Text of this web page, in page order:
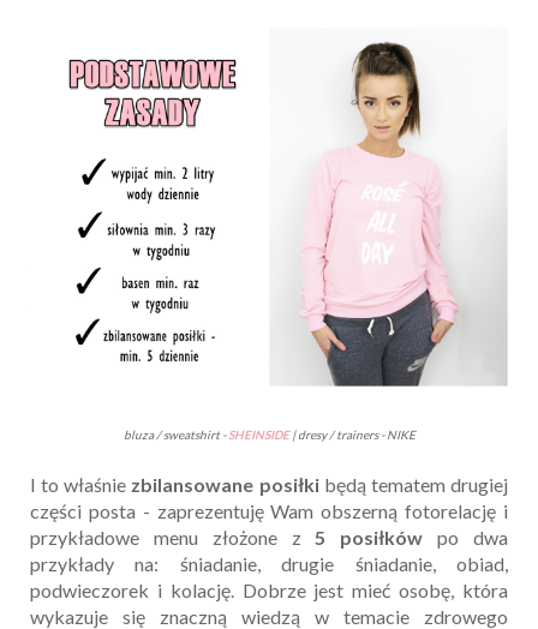
bluza / sweatshirt -SHEINSIDE| dresy / trainers - NIKE
I to właśnie zbilansowane posiłkibędą tematem drugiej
części posta - zaprezentuję Wam obszerną fotorelację i
przykładowe menu złożone z 5 posiłków po dwa
przykłady na: śniadanie, drugie śniadanie, obiad,
podwieczorek i kolację. Dobrze jest mieć osobę, która
wykazuje się znaczną wiedzą w temacie zdrowego